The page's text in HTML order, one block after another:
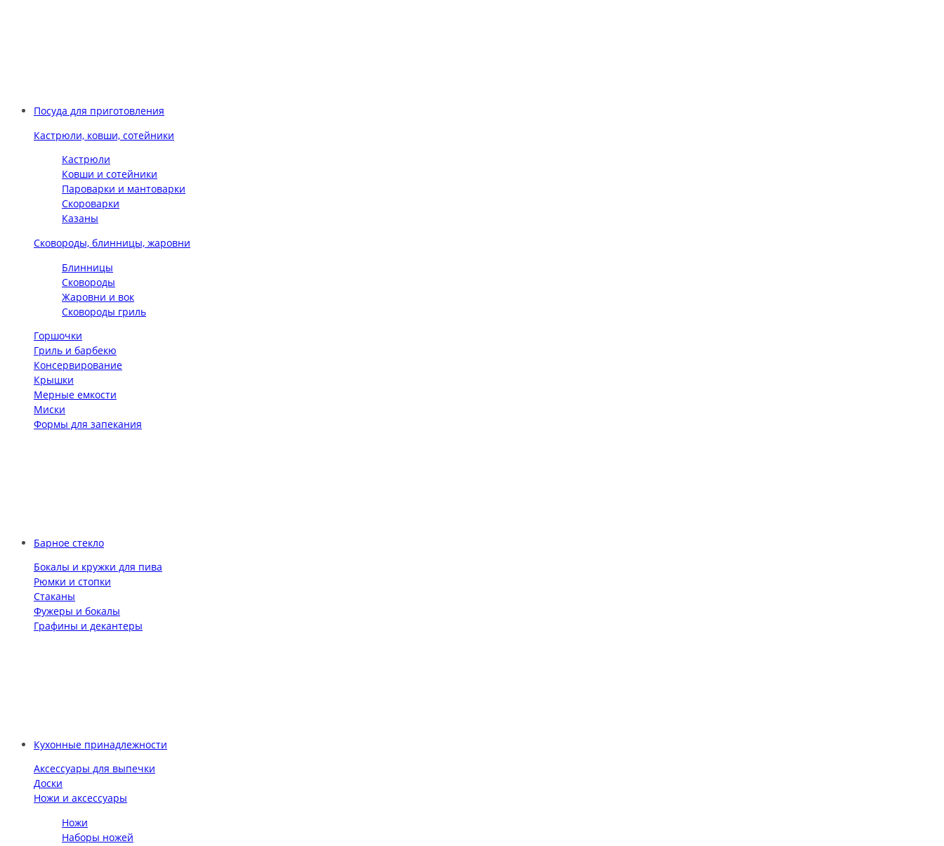
Посуда для приготовления
Кастрюли, ковши, сотейники
Кастрюли
Ковши и сотейники
Пароварки и мантоварки
Скороварки
Казаны
Сковороды, блинницы, жаровни
Блинницы
Сковороды
Жаровни и вок
Сковороды гриль
Горшочки
Гриль и барбекю
Консервирование
Крышки
Мерные емкости
Миски
Формы для запекания
Барное стекло
Бокалы и кружки для пива
Рюмки и стопки
Стаканы
Фужеры и бокалы
Графины и декантеры
Кухонные принадлежности
Аксессуары для выпечки
Доски
Ножи и аксессуары
Ножи
Наборы ножей